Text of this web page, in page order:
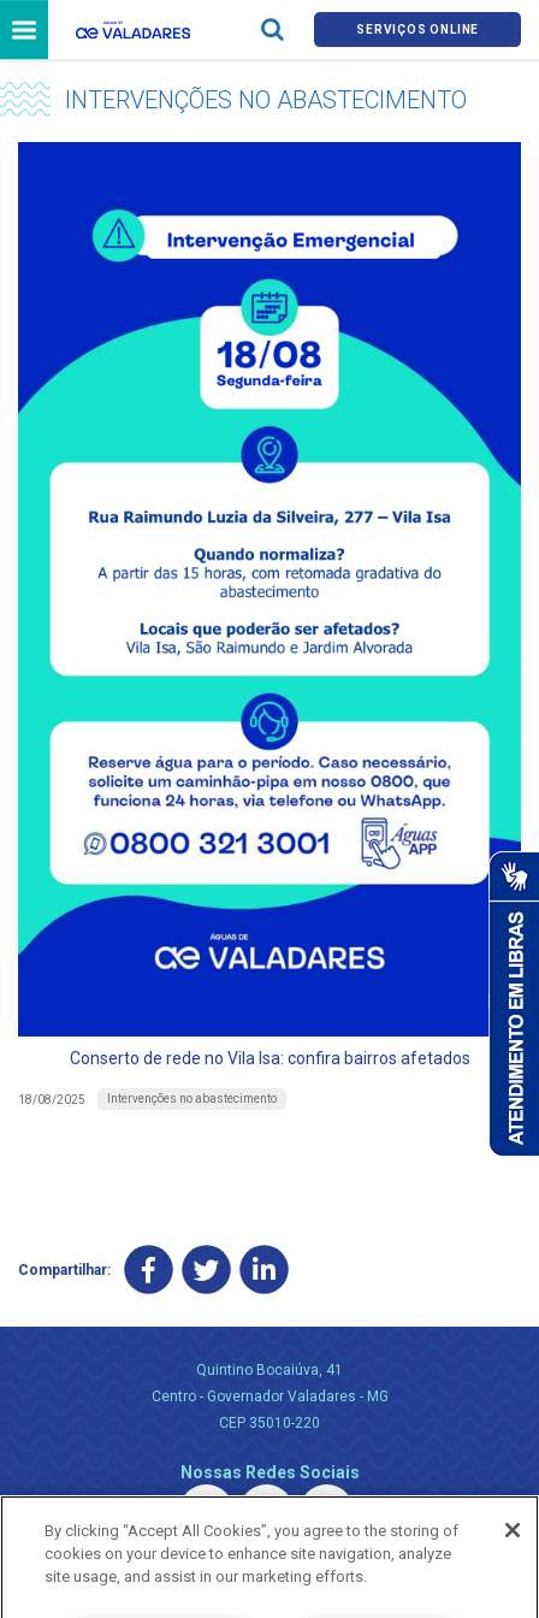
SERVIÇOS ONLINE
INTERVENÇÕES NO ABASTECIMENTO
Conserto de rede no Vila Isa: confira bairros afetados
18/08/2025 Intervenções no abastecimento
Compartilhar:
Quintino Bocaiúva, 41
Centro - Governador Valadares - MG
CEP 35010-220
Nossas Redes Sociais
By clicking “Accept All Cookies”, you agree to the storing of
cookies on your device to enhance site navigation, analyze
site usage, and assist in our marketing efforts.